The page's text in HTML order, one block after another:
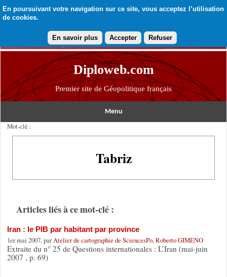
En poursuivant votre navigation sur ce site, vous acceptez l’utilisation
de cookies.
En savoir plus Accepter Refuser
Diploweb.com
Premier site de Géopolitique français
Menu
Mot-clé :
Tabriz
Articles liés à ce mot-clé :
Iran : le PIB par habitant par province
1er mai 2007, parAtelier de cartographie de SciencesPo, Roberto GIMENO
Extraite du n° 25 de Questions internationales : L’Iran (mai-juin
2007 , p. 69)